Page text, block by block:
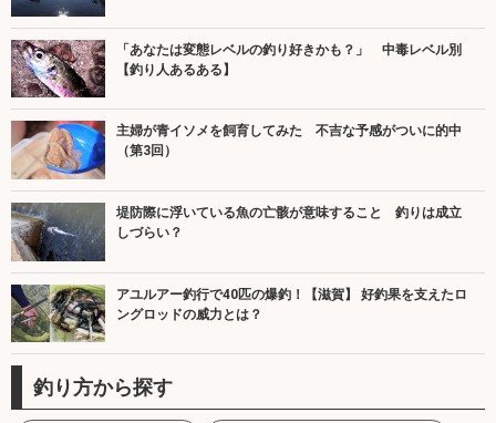
「あなたは変態レベルの釣り好きかも？」 中毒レベル別
【釣り人あるある】
主婦が青イソメを飼育してみた 不吉な予感がついに的中
（第3回）
堤防際に浮いている魚の亡骸が意味すること 釣りは成立
しづらい？
アユルアー釣行で40匹の爆釣！【滋賀】 好釣果を支えたロ
ングロッドの威力とは？
釣り方から探す